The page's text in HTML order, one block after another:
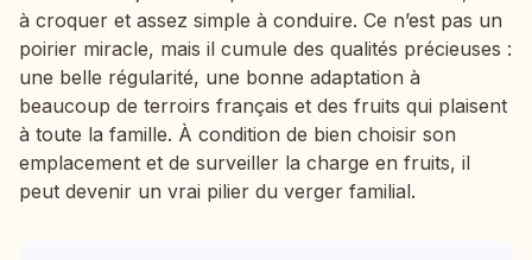
à croquer et assez simple à conduire. Ce n’est pas un
poirier miracle, mais il cumule des qualités précieuses :
une belle régularité, une bonne adaptation à
beaucoup de terroirs français et des fruits qui plaisent
à toute la famille. À condition de bien choisir son
emplacement et de surveiller la charge en fruits, il
peut devenir un vrai pilier du verger familial.